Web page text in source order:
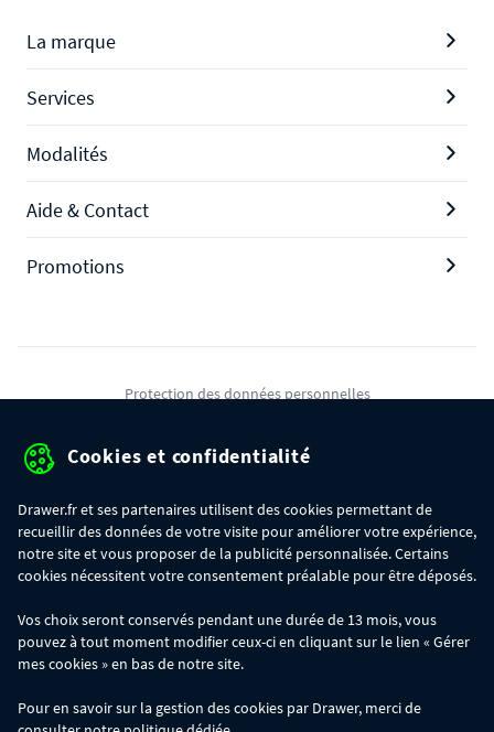
La marque
Services
Modalités
Aide & Contact
Promotions
Protection des données personnelles
Gérer mes cookies
commande :
- 30€ sur votre commande dès 300€ d'achat, avec le code BIKINI30
- 50€ sur votre commande dès 500€ d'achat, avec le code BIKINI50
Les codes BIKINI30, BIKINI50 et BIKINI100 ne sont valables que sur
www.drawer.fr; ils ne sont pas cumulables entre eux, ni avec d'autres codes
Cookies et confidentialité
Drawer.fr et ses partenaires utilisent des cookies permettant de
recueillir des données de votre visite pour améliorer votre expérience,
notre site et vous proposer de la publicité personnalisée. Certains
cookies nécessitent votre consentement préalable pour être déposés.
Vos choix seront conservés pendant une durée de 13 mois, vous
pouvez à tout moment modifier ceux-ci en cliquant sur le lien « Gérer
mes cookies » en bas de notre site.
Pour en savoir sur la gestion des cookies par Drawer, merci de